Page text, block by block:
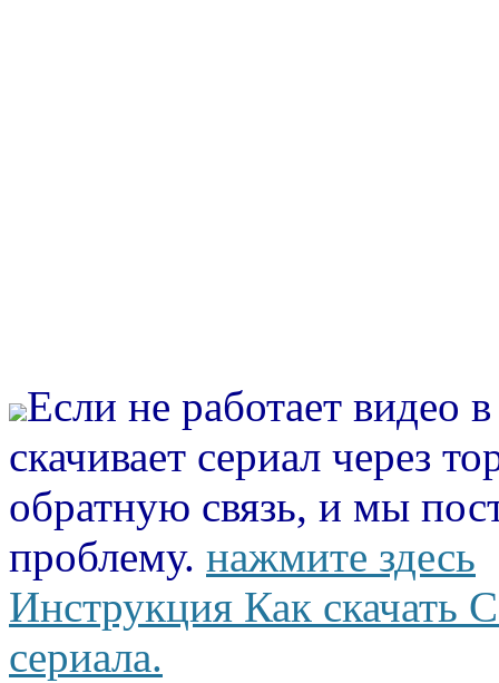
Если не работает видео
скачивает сериал через
обратную связь, и мы
проблему. нажмите здесь
Инструкция Как скачать
сериала.